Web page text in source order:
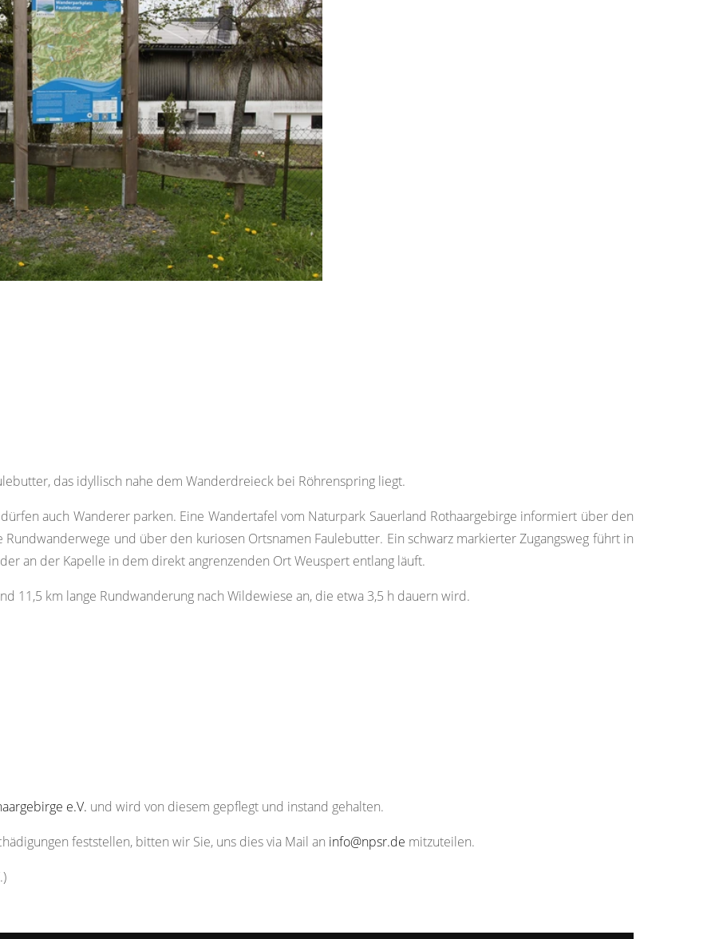
das idyllisch nahe dem Wanderdreieck bei Röhrenspring liegt.
auch Wanderer parken. Eine Wandertafel vom Naturpark Sauerland Rothaargebirge informiert über den
und über den kuriosen Ortsnamen Faulebutter. Ein schwarz markierter Zugangsweg führt in
an der Kapelle in dem direkt angrenzenden Ort Weuspert entlang läuft.
11,5 km lange Rundwanderung nach Wildewiese an, die etwa 3,5 h dauern wird.
e.V. und wird von diesem gepflegt und instand gehalten.
feststellen, bitten wir Sie, uns dies via Mail an info@npsr.de mitzuteilen.